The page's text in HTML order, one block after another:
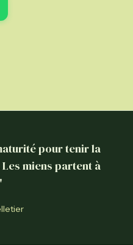
pour tenir la
miens partent à